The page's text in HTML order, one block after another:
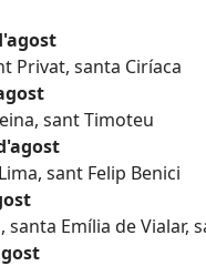
Privat, santa Ciríaca
sant Timoteu
sant Felip Benici
santa Emília de Vialar,